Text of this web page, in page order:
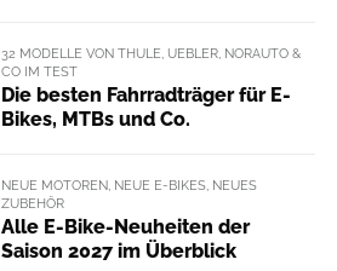
32 MODELLE VON THULE, UEBLER, NORAUTO &
CO IM TEST
Die besten Fahrradträger für E-
Bikes, MTBs und Co.
NEUE MOTOREN, NEUE E-BIKES, NEUES
ZUBEHÖR
Alle E-Bike-Neuheiten der
Saison 2027 im Überblick